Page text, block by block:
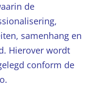
de
samenhang en
Hierover wordt
conform de